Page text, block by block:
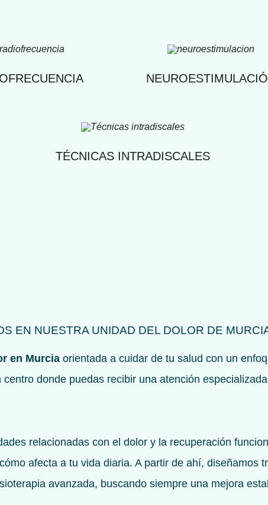
TÉCNICAS INTRADISCALES
EN NUESTRA UNIDAD DEL DOLOR DE
en Murcia orientada a cuidar de tu salud con un
donde puedas recibir una atención
relacionadas con el dolor y la recuperación
afecta a tu vida diaria. A partir de ahí, diseñamos
avanzada, buscando siempre una mejora